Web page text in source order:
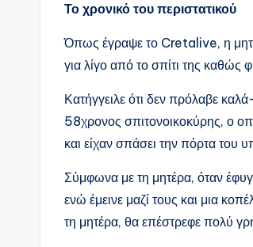
Το χρονικό του περιστατικού
Όπως έγραψε το Cretalive, η
για λίγο από το σπίτι της καθώς
Κατήγγειλε ότι δεν πρόλαβε
58χρονος σπιτονοικοκύρης, ο
και είχαν σπάσει την πόρτα του
Σύμφωνα με τη μητέρα, όταν
ενώ έμεινε μαζί τους και μια
τη μητέρα, θα επέστρεφε πολύ